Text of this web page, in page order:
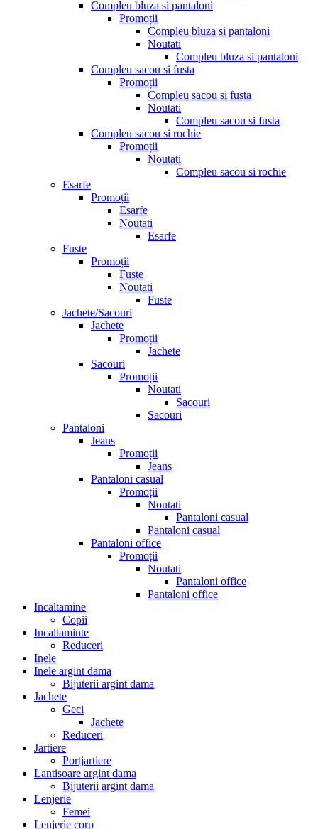
Compleu bluza si pantaloni
Promoții
Compleu bluza si pantaloni
Noutati
Compleu bluza si pantaloni
Compleu sacou si fusta
Promoții
Compleu sacou si fusta
Noutati
Compleu sacou si fusta
Compleu sacou si rochie
Promoții
Noutati
Compleu sacou si rochie
Esarfe
Promoții
Esarfe
Noutati
Esarfe
Fuste
Promoții
Fuste
Noutati
Fuste
Jachete/Sacouri
Jachete
Promoții
Jachete
Sacouri
Promoții
Noutati
Sacouri
Sacouri
Pantaloni
Jeans
Promoții
Jeans
Pantaloni casual
Promoții
Noutati
Pantaloni casual
Pantaloni casual
Pantaloni office
Promoții
Noutati
Pantaloni office
Pantaloni office
Incaltamine
Copii
Incaltaminte
Reduceri
Inele
Inele argint dama
Bijuterii argint dama
Jachete
Geci
Jachete
Reduceri
Jartiere
Portjartiere
Lantisoare argint dama
Bijuterii argint dama
Lenjerie
Femei
Lenjerie corp